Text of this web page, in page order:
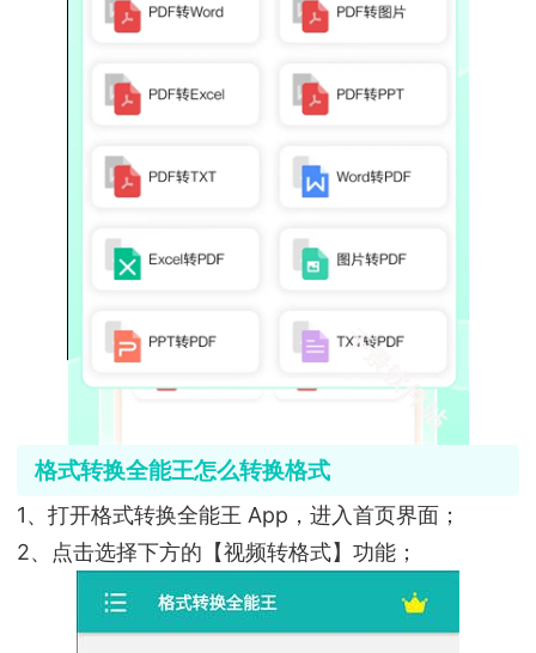
格式转换全能王怎么转换格式
1、打开格式转换全能王 App，进入首页界面；
2、点击选择下方的【视频转格式】功能；